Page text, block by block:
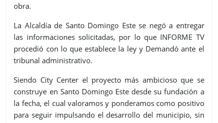
obra.
La Alcaldía de Santo Domingo Este se negó a entregar
las informaciones solicitadas, por lo que INFORME TV
procedió con lo que establece la ley y Demandó ante el
tribunal administrativo.
Siendo City Center el proyecto más ambicioso que se
construye en Santo Domingo Este desde su fundación a
la fecha, el cual valoramos y ponderamos como positivo
para seguir impulsando el desarrollo del municipio, sin